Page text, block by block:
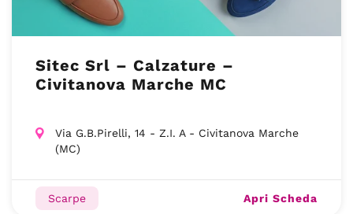
Sitec Srl – Calzature –
Civitanova Marche MC
Via G.B.Pirelli, 14 - Z.I. A - Civitanova Marche
(MC)
Scarpe Apri Scheda